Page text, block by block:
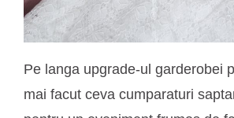
Pe langa upgrade-ul garderobei
mai facut ceva cumparaturi